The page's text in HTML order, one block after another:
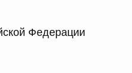
Российской
22.07.2026 г. № 925